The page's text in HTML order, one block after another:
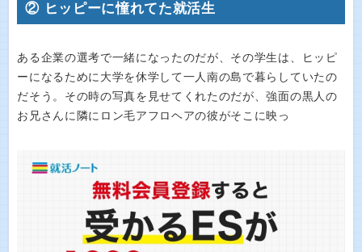
② ヒッピーに憧れてた就活生
ある企業の選考で一緒になったのだが、その学生は、ヒッピ
ーになるために大学を休学して一人南の島で暮らしていたの
だそう。その時の写真を見せてくれたのだが、強面の黒人の
お兄さんに隣にロン毛アフロヘアの彼がそこに映っ